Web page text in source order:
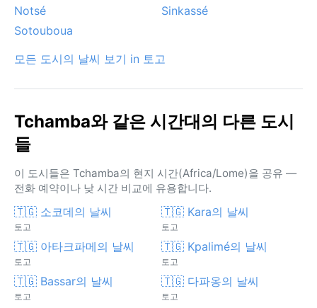
Notsé
Sinkassé
Sotouboua
모든 도시의 날씨 보기 in 토고
Tchamba와 같은 시간대의 다른 도시
들
이 도시들은 Tchamba의 현지 시간(Africa/Lome)을 공유 —
전화 예약이나 낮 시간 비교에 유용합니다.
🇹🇬 소코데의 날씨
토고
🇹🇬 Kara의 날씨
토고
🇹🇬 아타크파메의 날씨
토고
🇹🇬 Kpalimé의 날씨
토고
🇹🇬 Bassar의 날씨
토고
🇹🇬 다파옹의 날씨
토고